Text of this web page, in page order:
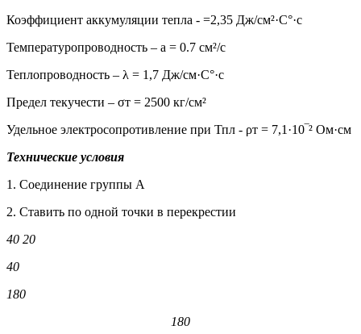
Коэффициент аккумуляции тепла - =2,35 Дж/см²·С°·с
Температуропроводность – а = 0.7 см²/с
Теплопроводность – λ = 1,7 Дж/см·С°·с
Предел текучести – σт = 2500 кг/см²
Удельное электросопротивление при Тпл - ρт = 7,1·10‾² Ом·см
Технические условия
1. Соединение группы А
2. Ставить по одной точки в перекрестии
40 20
40
180
180